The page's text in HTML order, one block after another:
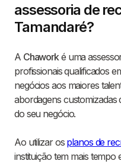
assessoria de
Tamandaré?
A Chaworké uma
profissionais qualificados
negócios aos maiores
abordagens customizadas
do seu negócio.
Ao utilizar os planos de
instituição tem mais